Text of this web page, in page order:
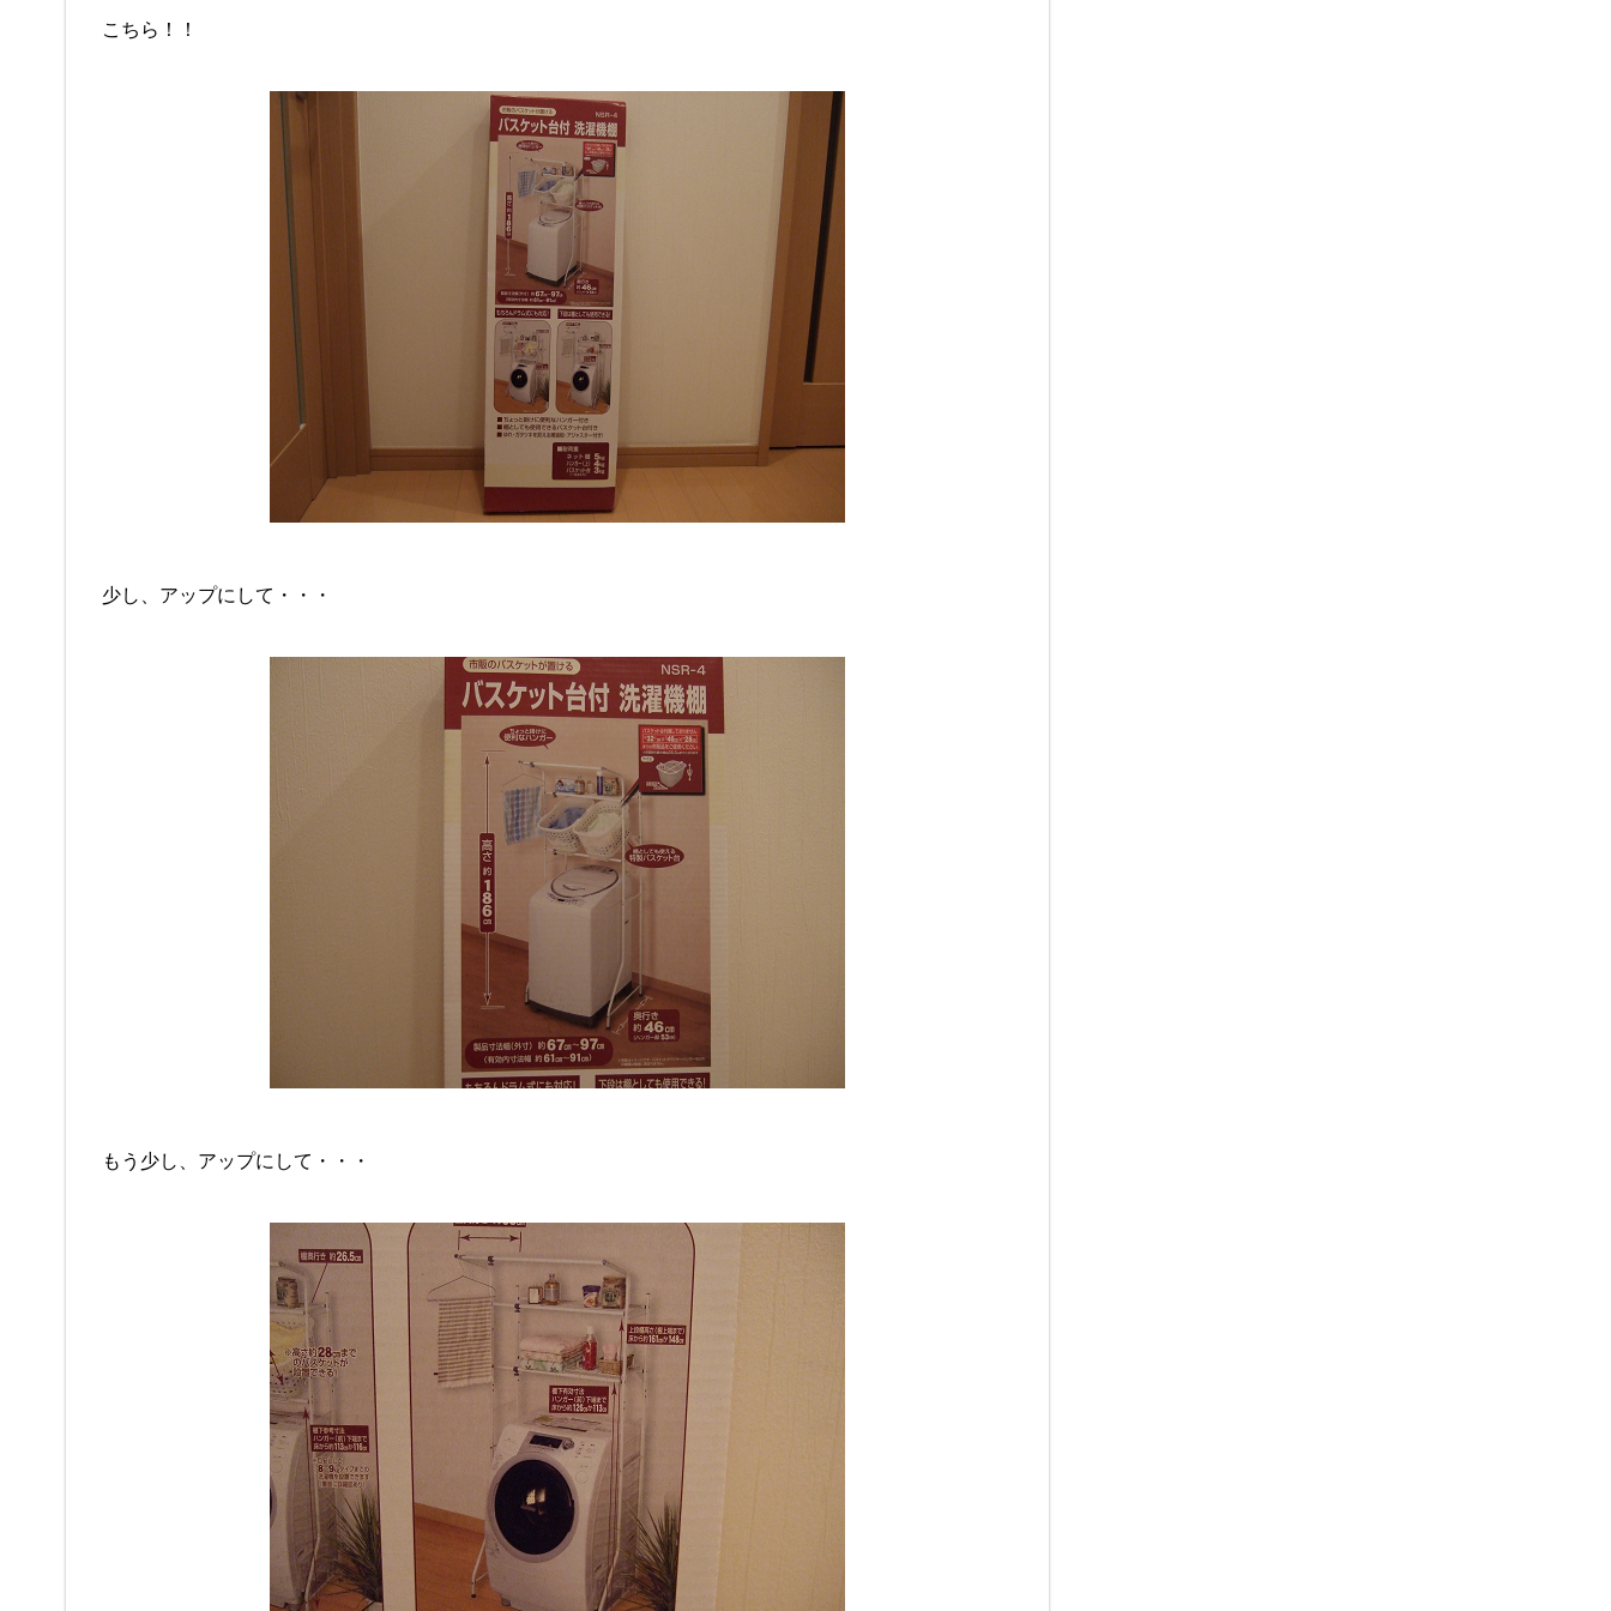
こちら！！
少し、アップにして・・・
もう少し、アップにして・・・